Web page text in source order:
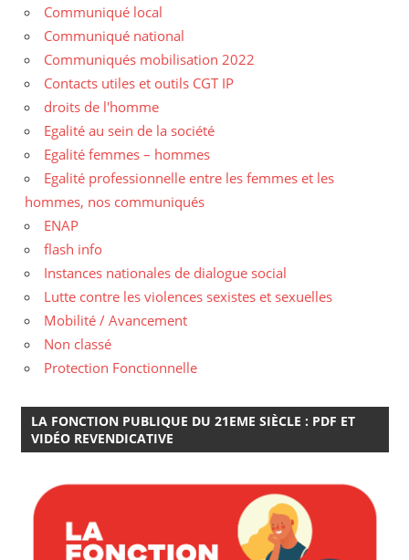
Communiqué local
Communiqué national
Communiqués mobilisation 2022
Contacts utiles et outils CGT IP
droits de l'homme
Egalité au sein de la société
Egalité femmes – hommes
Egalité professionnelle entre les femmes et les
hommes, nos communiqués
ENAP
flash info
Instances nationales de dialogue social
Lutte contre les violences sexistes et sexuelles
Mobilité / Avancement
Non classé
Protection Fonctionnelle
LA FONCTION PUBLIQUE DU 21EME SIÈCLE : PDF ET
VIDÉO REVENDICATIVE